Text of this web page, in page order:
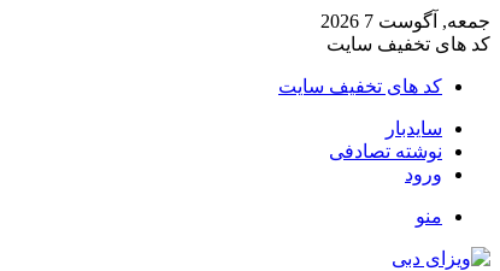
جمعه, آگوست 7 2026
کد های تخفیف سایت
کد های تخفیف سایت
سایدبار
نوشته تصادفی
ورود
منو